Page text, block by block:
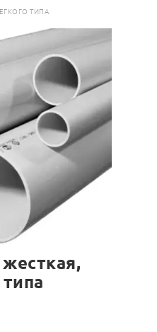
ТИПА